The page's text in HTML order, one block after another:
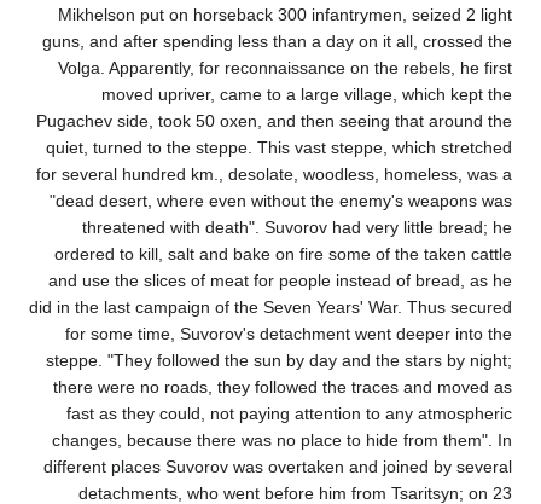
Mikhelson put on horseback 300 infantrymen, seized 2 light
guns, and after spending less than a day on it all, crossed the
Volga. Apparently, for reconnaissance on the rebels, he first
moved upriver, came to a large village, which kept the
Pugachev side, took 50 oxen, and then seeing that around the
quiet, turned to the steppe. This vast steppe, which stretched
for several hundred km., desolate, woodless, homeless, was a
"dead desert, where even without the enemy's weapons was
threatened with death". Suvorov had very little bread; he
ordered to kill, salt and bake on fire some of the taken cattle
and use the slices of meat for people instead of bread, as he
did in the last campaign of the Seven Years' War. Thus secured
for some time, Suvorov's detachment went deeper into the
steppe. "They followed the sun by day and the stars by night;
there were no roads, they followed the traces and moved as
fast as they could, not paying attention to any atmospheric
changes, because there was no place to hide from them". In
different places Suvorov was overtaken and joined by several
detachments, who went before him from Tsaritsyn; on 23